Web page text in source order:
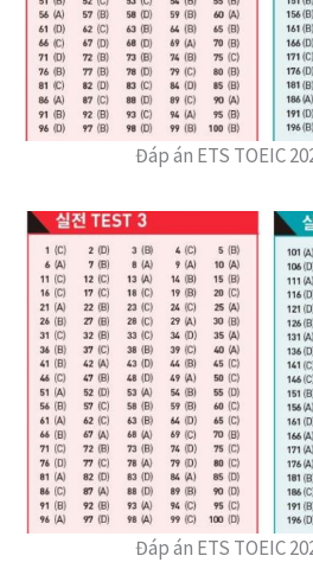
Đáp án ETS TOEIC
Đáp án ETS TOEIC